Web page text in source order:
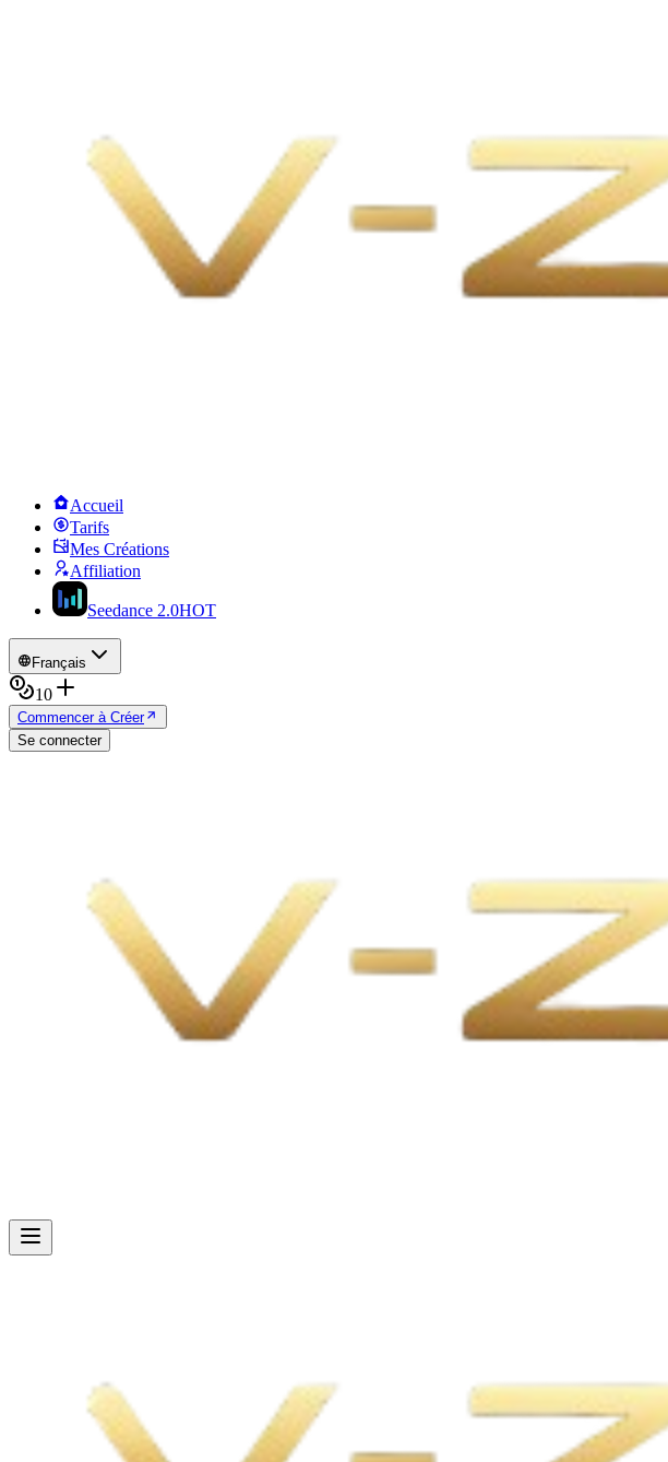
Accueil
Tarifs
Mes Créations
Affiliation
Seedance 2.0HOT
Français
10
Commencer à Créer
Se connecter